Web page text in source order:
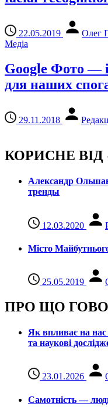
22.05.2019
Олег
Медіа
Google Фото —
для наших
29.11.2018
КОРИСНЕ ВІД
Александр
тренды
12.03.2020
Місто
25.05.2019
ПРО ЩО
Як впливає на
та наукові
23.01.2026
Самотність —